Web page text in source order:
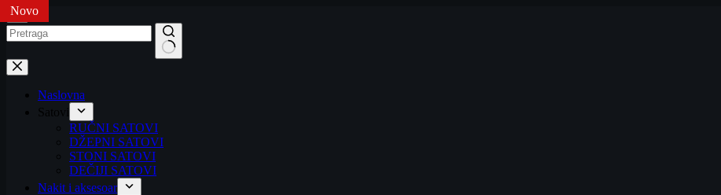
Preskoči
na
No
results
Naslovna
Satovi
RUČNI SATOVI
DŽEPNI SATOVI
STONI SATOVI
DEČIJI SATOVI
Nakit i aksesoar
Novo
Novo
Novo
Novo
Novo